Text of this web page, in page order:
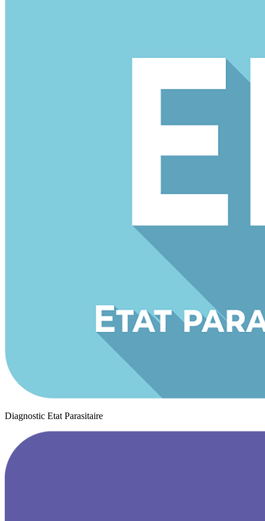
Diagnostic Etat Parasitaire